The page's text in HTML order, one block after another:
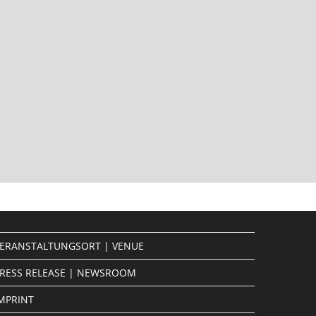
| VENUE
RELEASE | NEWSROOM